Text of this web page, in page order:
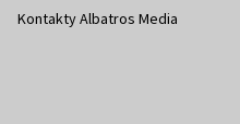
Kontakty Albatros Media